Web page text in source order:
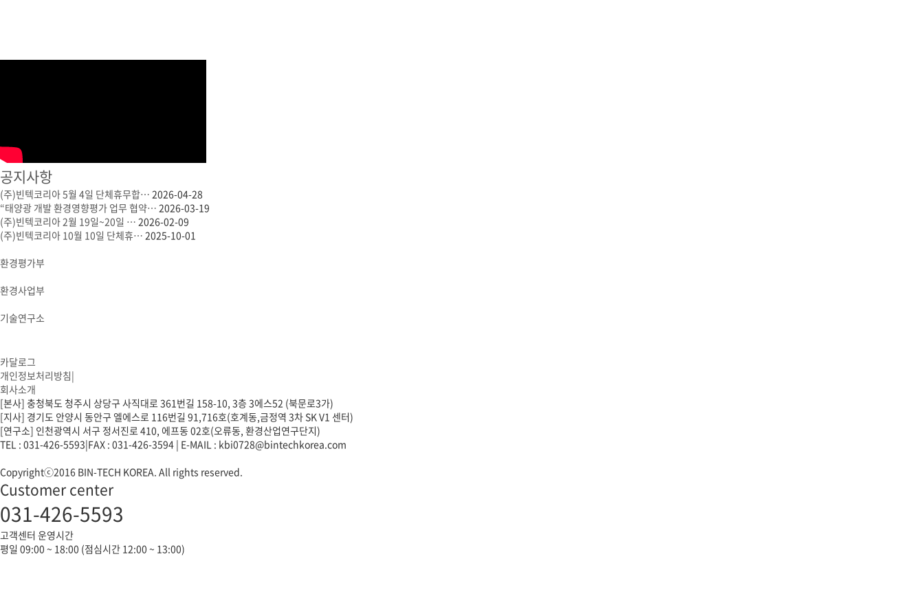
공지사항
(주)빈텍코리아 5월 4일 단체휴무합… 2026-04-28
“태양광 개발 환경영향평가 업무 협약… 2026-03-19
(주)빈텍코리아 2월 19일~20일 … 2026-02-09
(주)빈텍코리아 10월 10일 단체휴… 2025-10-01
환경평가부
환경사업부
기술연구소
카달로그
개인정보처리방침|
회사소개
[본사] 충청북도 청주시 상당구 사직대로 361번길 158-10, 3층 3에스52 (북문로3가)
[지사] 경기도 안양시 동안구 엘에스로 116번길 91,716호(호계동,금정역 3차 SK V1 센터)
[연구소] 인천광역시 서구 정서진로 410, 에프동 02호(오류동, 환경산업연구단지)
TEL : 031-426-5593|FAX : 031-426-3594 | E-MAIL : kbi0728@bintechkorea.com
Copyrightⓒ2016 BIN-TECH KOREA. All rights reserved.
Customer center
031-426-5593
고객센터 운영시간
평일 09:00 ~ 18:00 (점심시간 12:00 ~ 13:00)